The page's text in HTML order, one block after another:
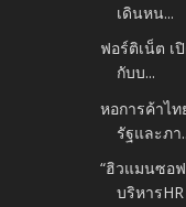
เดินหน...
ฟอร์ติเน็ต เ
กับบ...
หอการค้าไ
รัฐและภา
“ฮิวแมนซอ
บริหารHR